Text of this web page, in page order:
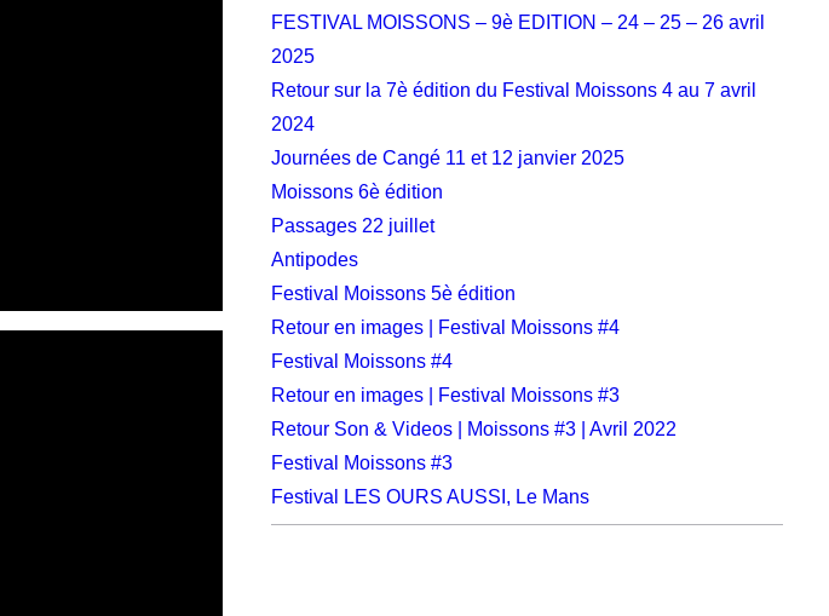
FESTIVAL MOISSONS – 9è EDITION – 24 – 25 – 26 avril
2025
Retour sur la 7è édition du Festival Moissons 4 au 7 avril
2024
Journées de Cangé 11 et 12 janvier 2025
Moissons 6è édition
Passages 22 juillet
Antipodes
Festival Moissons 5è édition
Retour en images | Festival Moissons #4
Festival Moissons #4
Retour en images | Festival Moissons #3
Retour Son & Videos | Moissons #3 | Avril 2022
Festival Moissons #3
Festival LES OURS AUSSI, Le Mans